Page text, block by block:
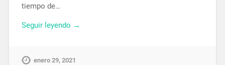
tiempo de…
Seguir leyendo →
enero 29, 2021